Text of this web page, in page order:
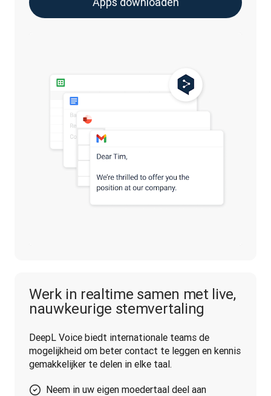
Werk in realtime samen met live,
nauwkeurige stemvertaling
DeepL Voice biedt internationale teams de
mogelijkheid om beter contact te leggen en kennis
gemakkelijker te delen in elke taal.
Neem in uw eigen moedertaal deel aan